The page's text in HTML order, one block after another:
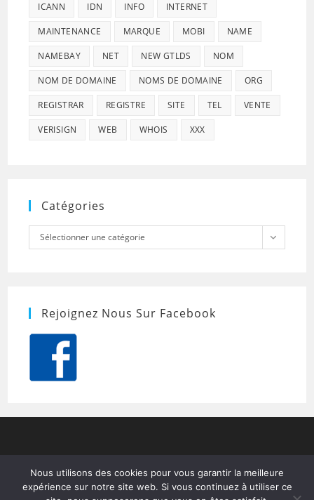
ICANN IDN INFO INTERNET
MAINTENANCE MARQUE MOBI NAME
NAMEBAY NET NEW GTLDS NOM
NOM DE DOMAINE NOMS DE DOMAINE ORG
REGISTRAR REGISTRE SITE TEL VENTE
VERISIGN WEB WHOIS XXX
Catégories
Catégories
Sélectionner une catégorie
Rejoignez Nous Sur Facebook
Nous utilisons des cookies pour vous garantir la meilleure
expérience sur notre site web. Si vous continuez à utiliser ce